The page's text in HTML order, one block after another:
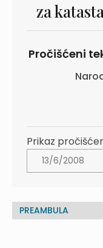
za
Pročišćeni
Prikaz
PREAMBULA